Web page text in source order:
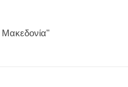
Μακεδονία"